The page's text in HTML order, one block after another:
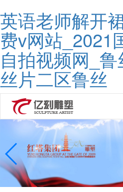
英语老师解开
费v网站_2021
自拍视频网_
丝片二区鲁丝